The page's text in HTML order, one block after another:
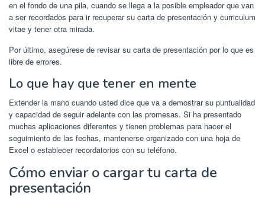
en el fondo de una pila, cuando se llega a la posible empleador que van
a ser recordados para ir recuperar su carta de presentación y curriculum
vitae y tener otra mirada.
Por último, asegúrese de revisar su carta de presentación por lo que es
libre de errores.
Lo que hay que tener en mente
Extender la mano cuando usted dice que va a demostrar su puntualidad
y capacidad de seguir adelante con las promesas. Si ha presentado
muchas aplicaciones diferentes y tienen problemas para hacer el
seguimiento de las fechas, mantenerse organizado con una hoja de
Excel o establecer recordatorios con su teléfono.
Cómo enviar o cargar tu carta de
presentación